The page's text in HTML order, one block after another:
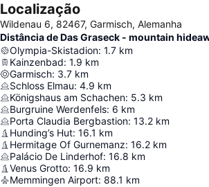
Localização
Wildenau 6, 82467, Garmisch, Alemanha
Distância de Das Graseck - mountain
Olympia-Skistadion: 1.7 km
Kainzenbad: 1.9 km
Garmisch: 3.7 km
Schloss Elmau: 4.9 km
Königshaus am Schachen: 5.3 km
Burgruine Werdenfels: 6 km
Porta Claudia Bergbastion: 13.2 km
Hunding’s Hut: 16.1 km
Hermitage Of Gurnemanz: 16.2 km
Palácio De Linderhof: 16.8 km
Venus Grotto: 16.9 km
Memmingen Airport: 88.1 km